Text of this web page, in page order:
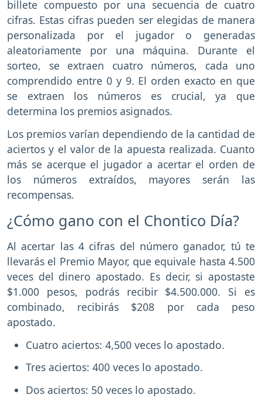
billete compuesto por una secuencia de cuatro
cifras. Estas cifras pueden ser elegidas de manera
personalizada por el jugador o generadas
aleatoriamente por una máquina. Durante el
sorteo, se extraen cuatro números, cada uno
comprendido entre 0 y 9. El orden exacto en que
se extraen los números es crucial, ya que
determina los premios asignados.
Los premios varían dependiendo de la cantidad de
aciertos y el valor de la apuesta realizada. Cuanto
más se acerque el jugador a acertar el orden de
los números extraídos, mayores serán las
recompensas.
¿Cómo gano con el Chontico Día?
Al acertar las 4 cifras del número ganador, tú te
llevarás el Premio Mayor, que equivale hasta 4.500
veces del dinero apostado. Es decir, si apostaste
$1.000 pesos, podrás recibir $4.500.000. Si es
combinado, recibirás $208 por cada peso
apostado.
Cuatro aciertos: 4,500 veces lo apostado.
Tres aciertos: 400 veces lo apostado.
Dos aciertos: 50 veces lo apostado.